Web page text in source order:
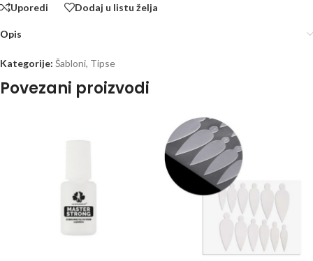
Uporedi Dodaj u listu želja
Opis
Kategorije: Šabloni, Tipse
Povezani proizvodi